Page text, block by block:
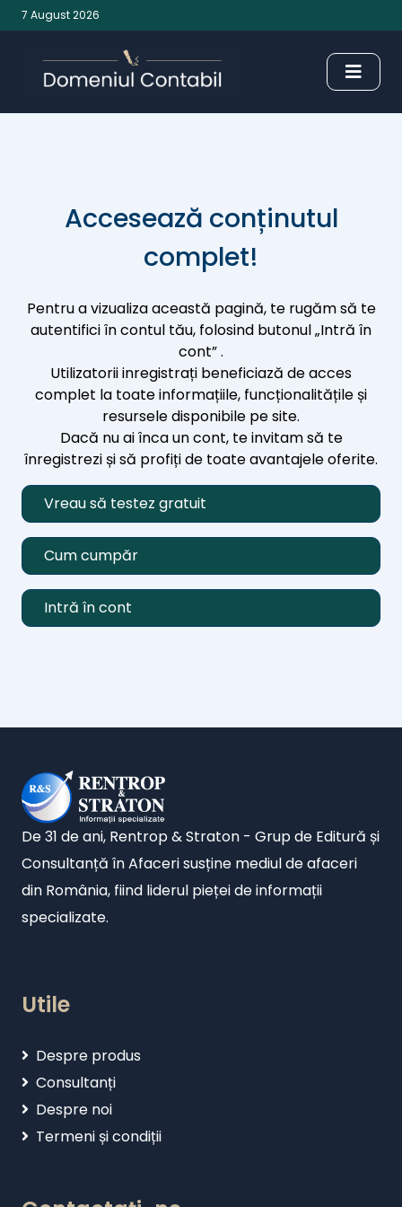
7 August 2026
Accesează conținutul
complet!
Pentru a vizualiza această pagină, te rugăm să te
autentifici în contul tău, folosind butonul „Intră în
cont” .
Utilizatorii inregistrați beneficiază de acces
complet la toate informațiile, funcționalitățile și
resursele disponibile pe site.
Dacă nu ai înca un cont, te invitam să te
înregistrezi și să profiți de toate avantajele oferite.
Vreau să testez gratuit
Cum cumpăr
Intră în cont
De 31 de ani, Rentrop & Straton - Grup de Editură și
Consultanță în Afaceri susține mediul de afaceri
din România, fiind liderul pieței de informații
specializate.
Utile
Despre produs
Consultanți
Despre noi
Termeni și condiții